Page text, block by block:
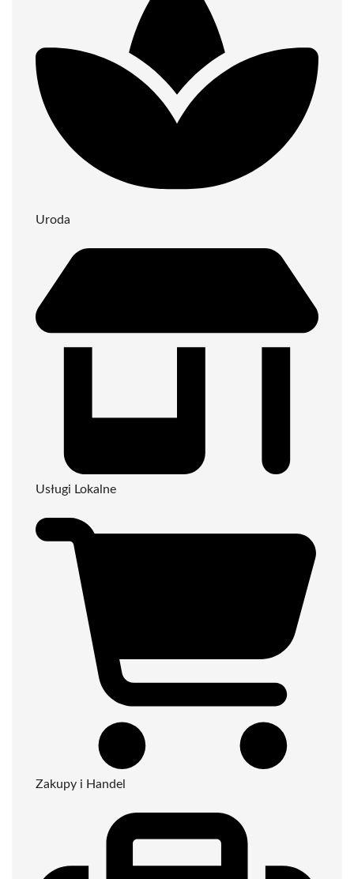
Uroda
Usługi Lokalne
Zakupy i Handel